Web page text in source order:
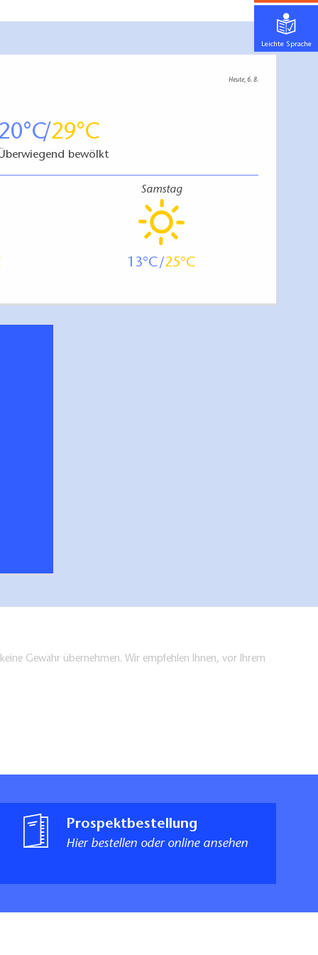
Heute, 6. 8.
29
bewölkt
Samstag
13 25
Gewähr übernehmen. Wir empfehlen Ihnen, vor Ihrem
Prospektbestellung
Hier bestellen oder online ansehen
Leichte Sprache